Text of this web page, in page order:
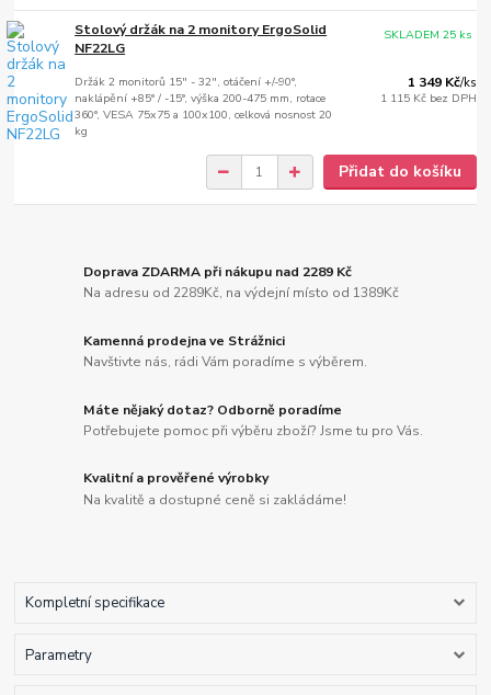
Stolový držák na 2 monitory ErgoSolid
NF22LG
Držák 2 monitorů 15" - 32", otáčení +/-90°,
naklápění +85° / -15°, výška 200-475 mm, rotace
360°, VESA 75x75 a 100x100, celková nosnost 20
kg
1 349 Kč/ks
1 115 Kč bez DPH
SKLADEM 25 ks
Přidat do košíku
Doprava ZDARMA při nákupu nad 2289 Kč
Na adresu od 2289Kč, na výdejní místo od 1389Kč
Kamenná prodejna ve Strážnici
Navštivte nás, rádi Vám poradíme s výběrem.
Máte nějaký dotaz? Odborně poradíme
Potřebujete pomoc při výběru zboží? Jsme tu pro Vás.
Kvalitní a prověřené výrobky
Na kvalitě a dostupné ceně si zakládáme!
Kompletní specifikace
Parametry